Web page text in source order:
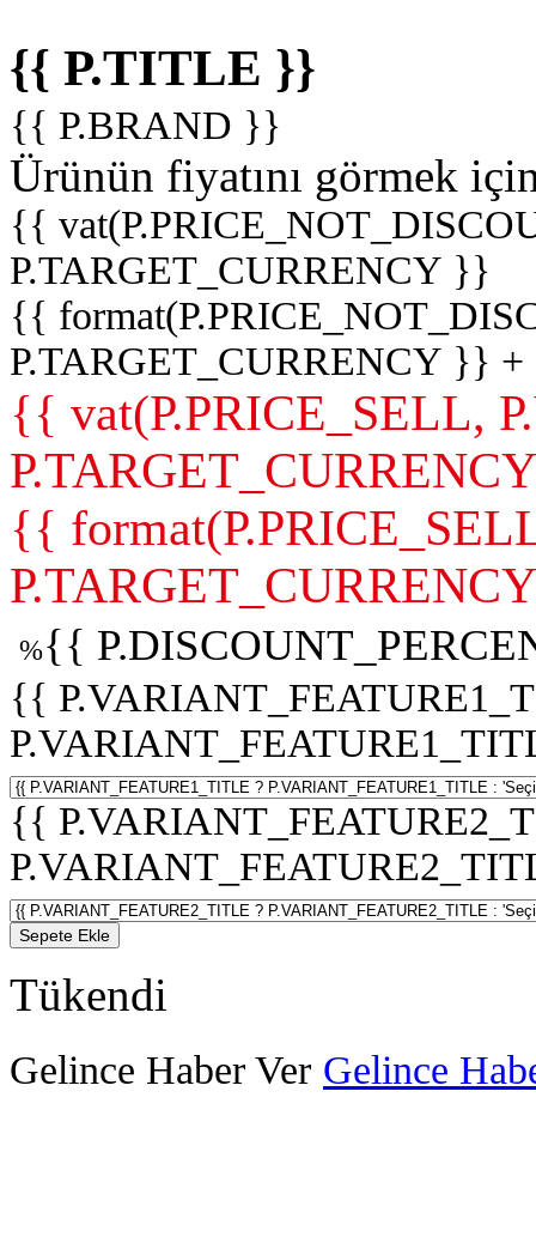
{{ P.TITLE }}
{{ P.BRAND }}
Ürünün fiyatını görmek
{{
P.TARGET_CURRENCY }}
{{
P.TARGET_CURRENCY }}
{{ vat(P.PRICE_SELL,
{{
%{{
{{
{{
Sepete Ekle
Tükendi
Gelince Haber Ver Gelince